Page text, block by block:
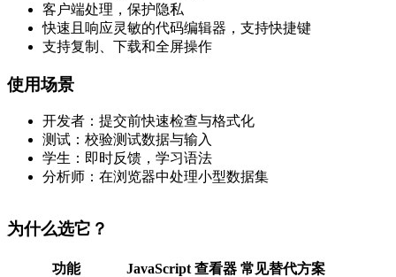
客户端处理，保护隐私
快速且响应灵敏的代码编辑器，支持快捷键
支持复制、下载和全屏操作
使用场景
开发者：提交前快速检查与格式化
测试：校验测试数据与输入
学生：即时反馈，学习语法
分析师：在浏览器中处理小型数据集
为什么选它？
功能 JavaScript 查看器 常见替代方案